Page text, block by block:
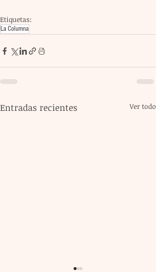
Etiquetas:
La Columna
Entradas recientes Ver todo